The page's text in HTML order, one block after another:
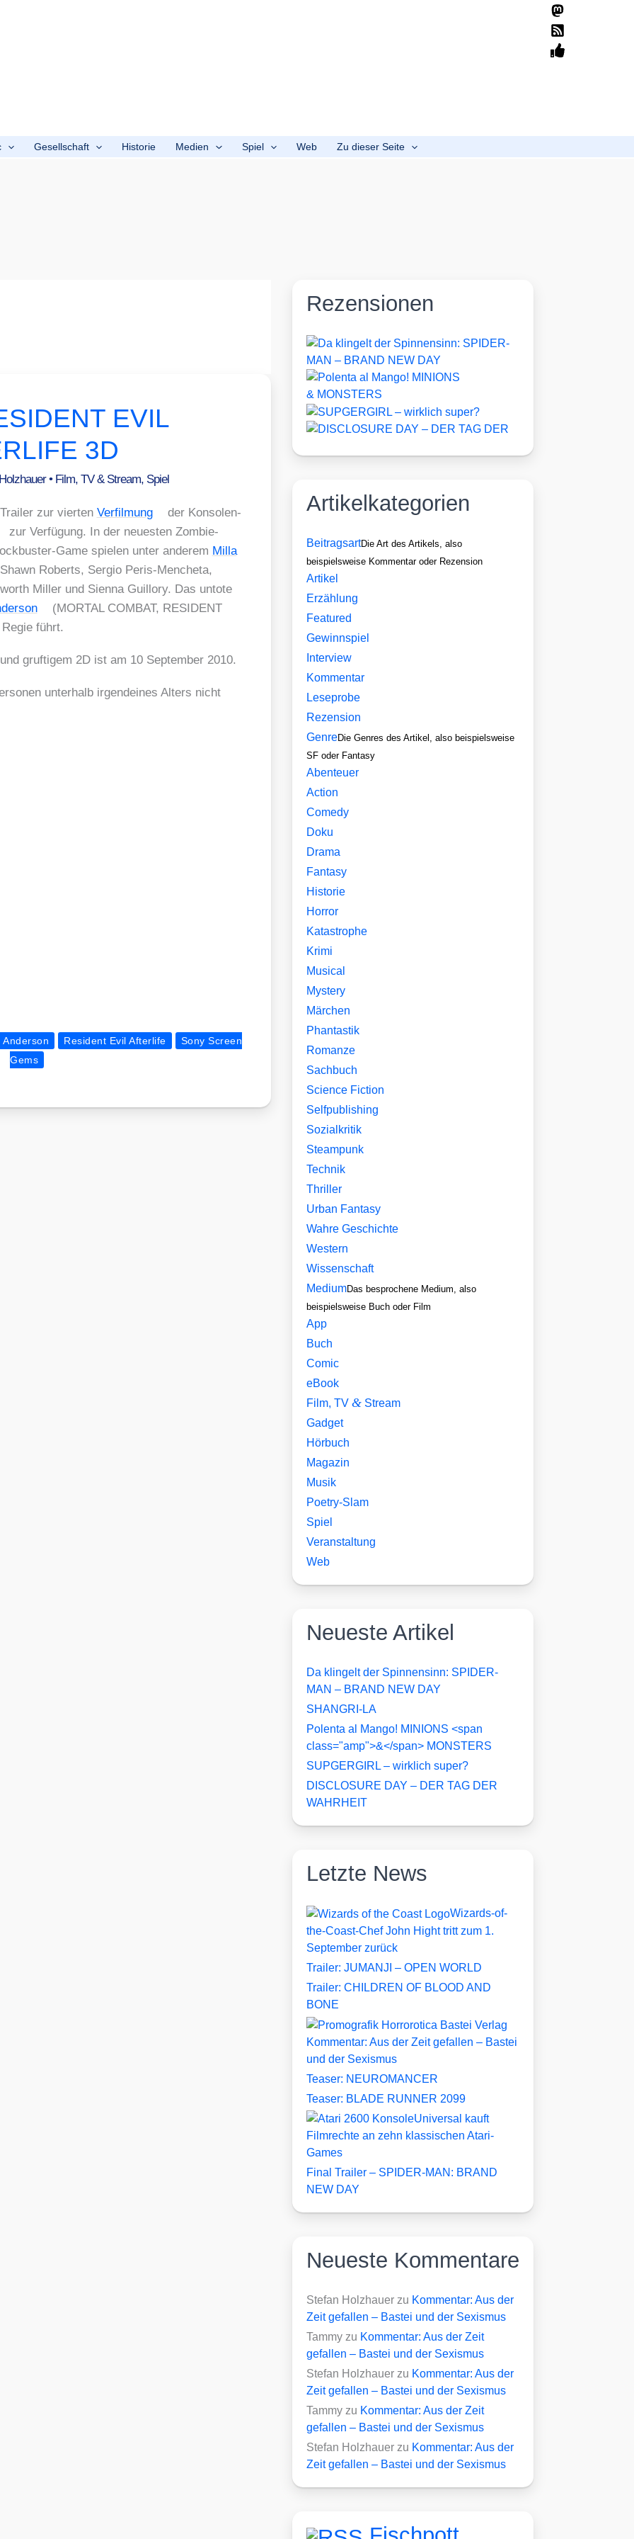
Gesellschaft Historie Medien Spiel Web Zu dieser Seite
EVIL
3D
• Film, TV & Stream, Spiel
zur vier­ten Ver­fil­mung
der Kon­so­len-
zur Ver­fü­gung. In der neu­es­ten Zom­bie-
Game spie­len unter ande­rem Mil­la
Roberts, Ser­gio Peris-Menche­ta,
Mil­ler und Sien­na Guil­lo­ry. Das unto­te
(MORTAL COMBAT, RESIDENT
führt.
gruf­ti­gem 2D ist am 10 Sep­tem­ber 2010.
unter­halb irgend­ei­nes Alters nicht
Anderson Resident Evil Afterlife
Sony Screen
Gems
Rezensionen
Artikelkategorien
BeitragsartDie Art des Artikels, also
beispielsweise Kommentar oder Rezension
Artikel
Erzählung
Featured
Gewinnspiel
Interview
Kommentar
Leseprobe
Rezension
GenreDie Genres des Artikel, also beispielsweise
SF oder Fantasy
Abenteuer
Action
Comedy
Doku
Drama
Fantasy
Historie
Horror
Katastrophe
Krimi
Musical
Mystery
Märchen
Phantastik
Romanze
Sachbuch
Science Fiction
Selfpublishing
Sozialkritik
Steampunk
Technik
Thriller
Urban Fantasy
Wahre Geschichte
Western
Wissenschaft
MediumDas besprochene Medium, also
beispielsweise Buch oder Film
App
Buch
Comic
eBook
Film, TV& Stream
Gadget
Hörbuch
Magazin
Musik
Poetry-Slam
Spiel
Veranstaltung
Web
Neueste Artikel
Da klingelt der Spinnensinn: SPIDER-
MAN – BRAND NEW DAY
SHANGRI-LA
Polenta al Mango! MINIONS <span
class="amp">&</span> MONSTERS
SUPGERGIRL – wirklich super?
DISCLOSURE DAY – DER TAG DER
WAHRHEIT
Letzte News
Wizards-of-
the-Coast-Chef John Hight tritt zum 1.
September zurück
Trailer: JUMANJI – OPEN WORLD
Trailer: CHILDREN OF BLOOD AND
BONE
Kommentar: Aus der Zeit gefallen – Bastei
und der Sexismus
Teaser: NEUROMANCER
Teaser: BLADE RUNNER 2099
Universal kauft
Filmrechte an zehn klassischen Atari-
Games
Final Trailer – SPIDER-MAN: BRAND
NEW DAY
Neueste Kommentare
Stefan Holzhauer zu Kommentar: Aus der
Zeit gefallen – Bastei und der Sexismus
Tammy zu Kommentar: Aus der Zeit
gefallen – Bastei und der Sexismus
Stefan Holzhauer zu Kommentar: Aus der
Zeit gefallen – Bastei und der Sexismus
Tammy zu Kommentar: Aus der Zeit
gefallen – Bastei und der Sexismus
Stefan Holzhauer zu Kommentar: Aus der
Zeit gefallen – Bastei und der Sexismus